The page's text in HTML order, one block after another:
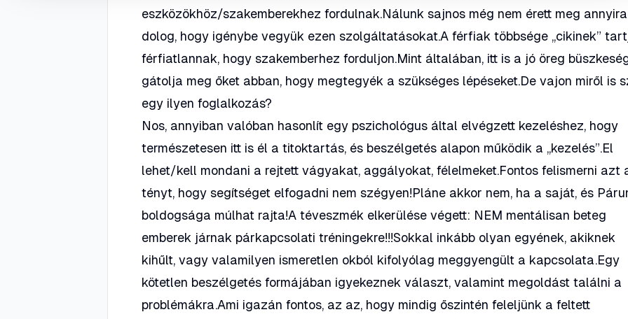
eszközökhöz/szakemberekhez fordulnak.Nálunk sajnos még nem érett meg
dolog, hogy igénybe vegyük ezen szolgáltatásokat.A férfiak többsége „cikinek”
férfiatlannak, hogy szakemberhez forduljon.Mint általában, itt is a jó öreg
gátolja meg őket abban, hogy megtegyék a szükséges lépéseket.De vajon miről is
egy ilyen foglalkozás?
Nos, annyiban valóban hasonlít egy pszichológus által elvégzett kezeléshez, hogy
természetesen itt is él a titoktartás, és beszélgetés alapon működik a „kezelés”.El
lehet/kell mondani a rejtett vágyakat, aggályokat, félelmeket.Fontos felismerni azt
tényt, hogy segítséget elfogadni nem szégyen!Pláne akkor nem, ha a saját, és
boldogsága múlhat rajta!A téveszmék elkerülése végett: NEM mentálisan beteg
emberek járnak párkapcsolati tréningekre!!!Sokkal inkább olyan egyének, akiknek
kihűlt, vagy valamilyen ismeretlen okból kifolyólag meggyengült a kapcsolata.Egy
kötetlen beszélgetés formájában igyekeznek választ, valamint megoldást találni a
problémákra.Ami igazán fontos, az az, hogy mindig őszintén feleljünk a feltett